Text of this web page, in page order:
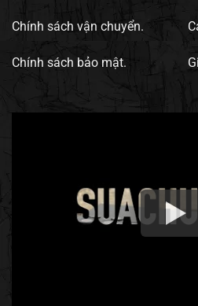
Chính sách vận chuyển.
Chính sách bảo mật.